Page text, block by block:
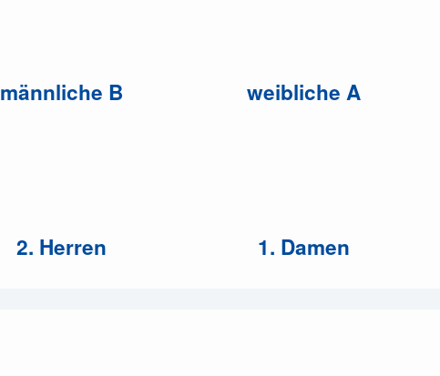
männliche B weibliche A
2. Herren 1. Damen